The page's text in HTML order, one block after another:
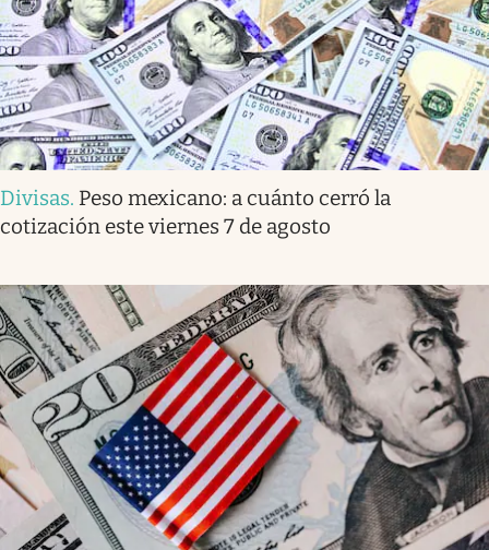
Divisas. Peso mexicano: a cuánto cerró la
cotización este viernes 7 de agosto